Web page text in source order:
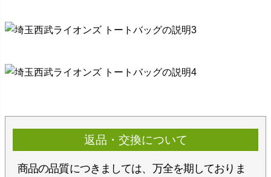
返品・交換について
商品の品質につきましては、万全を期しておりま